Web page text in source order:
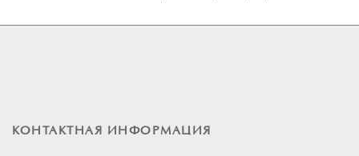
КОНТАКТНАЯ ИНФОРМАЦИЯ